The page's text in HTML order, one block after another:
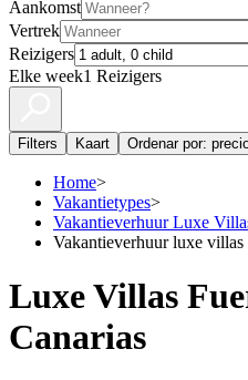
Aankomst
Vertrek
Reizigers
Elke week1 Reizigers
Filters Kaart Ordenar por:
Home>
Vakantietypes>
Vakantieverhuur Luxe
Vakantieverhuur luxe villas
Luxe Villas
Canarias